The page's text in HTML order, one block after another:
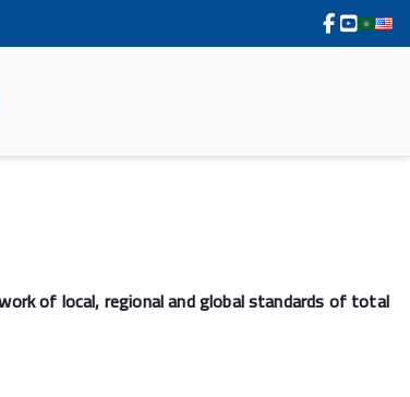
of local, regional and global standards of total